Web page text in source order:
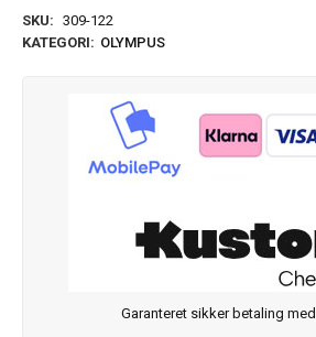
SKU: 309-122
KATEGORI: OLYMPUS
Garanteret sikker betaling